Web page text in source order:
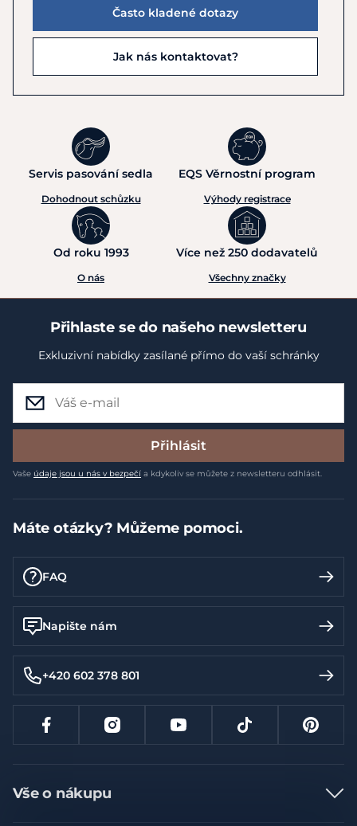
Často kladené dotazy
Jak nás kontaktovat?
Servis pasování sedla
Dohodnout schůzku
EQS Věrnostní program
Výhody registrace
Od roku 1993
O nás
Více než 250 dodavatelů
Všechny značky
Přihlaste se do našeho newsletteru
Exkluzivní nabídky zasílané přímo do vaší schránky
Přihlásit
Vaše údaje jsou u nás v bezpečí a kdykoliv se můžete z newsletteru odhlásit.
Máte otázky? Můžeme pomoci.
FAQ
Napište nám
+420 602 378 801
Vše o nákupu